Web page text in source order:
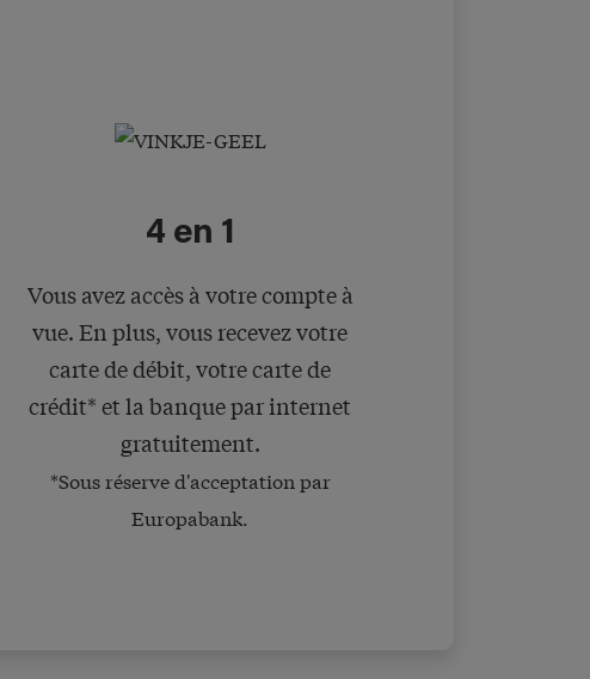
4 en 1
Vous avez accès à votre compte à
vue. En plus, vous recevez votre
carte de débit, votre carte de
crédit* et la banque par internet
gratuitement.
*Sous réserve d'acceptation par
Europabank.